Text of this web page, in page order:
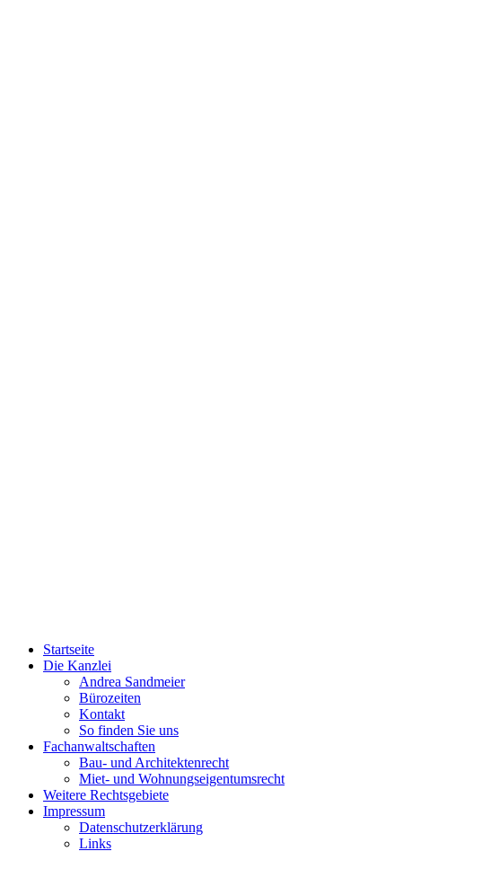
Startseite
Die Kanzlei
Andrea Sandmeier
Bürozeiten
Kontakt
So finden Sie uns
Fachanwaltschaften
Bau- und Architektenrecht
Miet- und Wohnungseigentumsrecht
Weitere Rechtsgebiete
Impressum
Datenschutzerklärung
Links